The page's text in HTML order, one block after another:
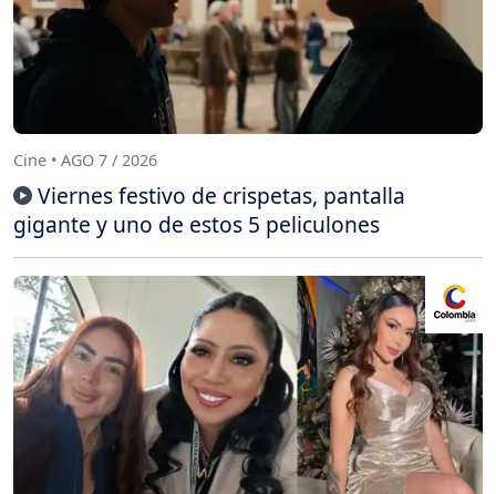
Cine • AGO 7 / 2026
Viernes festivo de crispetas, pantalla
gigante y uno de estos 5 peliculones